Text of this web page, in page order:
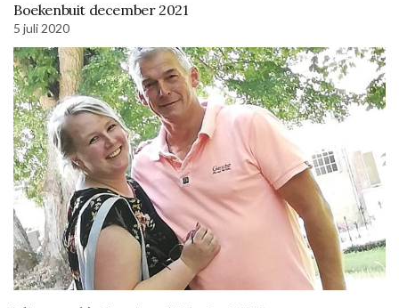
Boekenbuit december 2021
5 juli 2020